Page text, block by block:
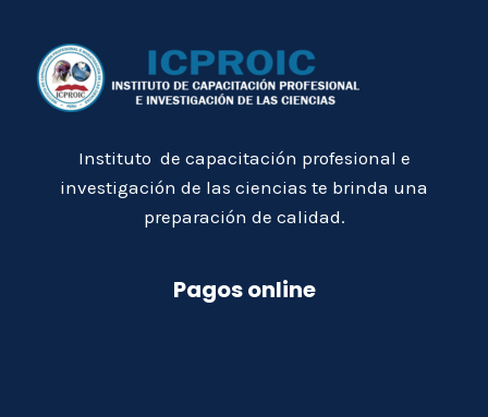
Instituto de capacitación profesional e
investigación de las ciencias te brinda una
preparación de calidad.
Pagos online